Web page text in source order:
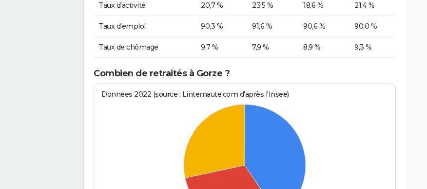
Taux d'activité 20,7 % 23,5 % 18,6 % 21,4 %
Taux d'emploi 90,3 % 91,6 % 90,6 % 90,0 %
Taux de chômage 9,7 % 7,9 % 8,9 % 9,3 %
Combien de retraités à Gorze ?
Données 2022 (source : Linternaute.com d'après l'Insee)